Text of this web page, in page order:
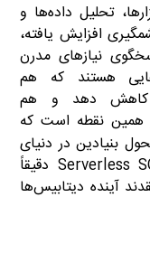
تحلیل داده‌ها و
افزایش یافته،
نیازهای مدرن
هستند که هم
کاهش دهد و هم
همین نقطه است که
بنیادین در دنیای
پایگاه‌های داده مطرح می‌شود. اما Serverless SQL دقیقاً
آینده دیتابیس‌ها